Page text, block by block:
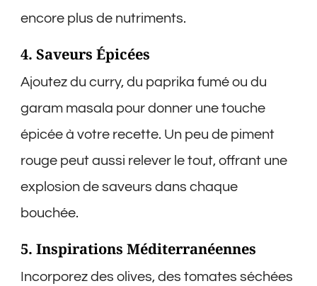
encore plus de nutriments.
4. Saveurs Épicées
Ajoutez du curry, du paprika fumé ou du
garam masala pour donner une touche
épicée à votre recette. Un peu de piment
rouge peut aussi relever le tout, offrant une
explosion de saveurs dans chaque
bouchée.
5. Inspirations Méditerranéennes
Incorporez des olives, des tomates séchées